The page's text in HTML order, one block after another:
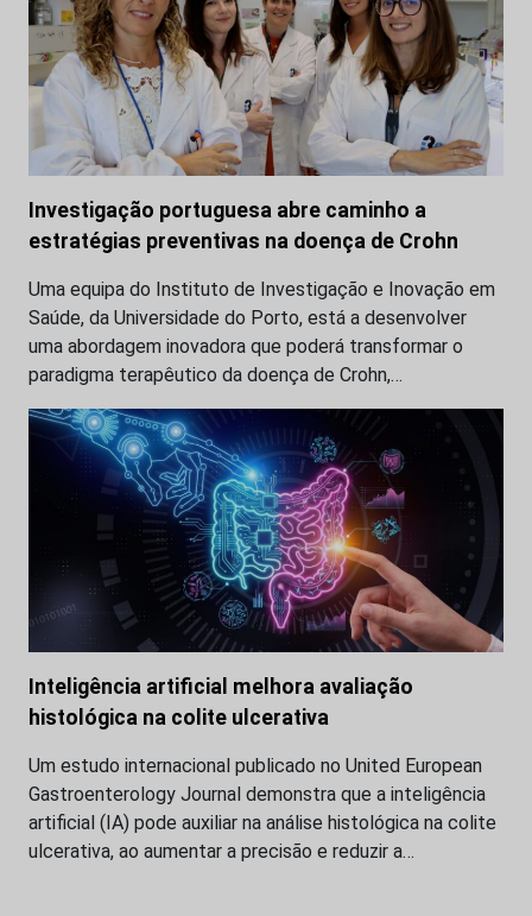
Investigação portuguesa abre caminho a
estratégias preventivas na doença de Crohn
Uma equipa do Instituto de Investigação e Inovação em
Saúde, da Universidade do Porto, está a desenvolver
uma abordagem inovadora que poderá transformar o
paradigma terapêutico da doença de Crohn,…
Inteligência artificial melhora avaliação
histológica na colite ulcerativa
Um estudo internacional publicado no United European
Gastroenterology Journal demonstra que a inteligência
artificial (IA) pode auxiliar na análise histológica na colite
ulcerativa, ao aumentar a precisão e reduzir a…